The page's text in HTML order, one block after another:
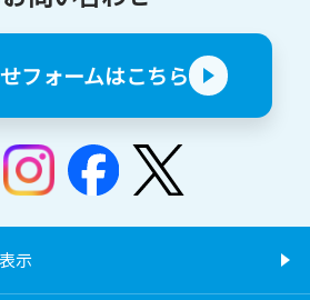
フォームはこちら
示